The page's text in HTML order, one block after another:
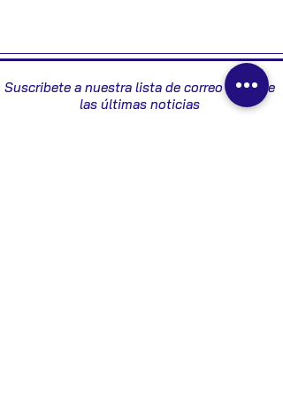
Suscribete a nuestra lista de correo y recibe
las últimas noticias